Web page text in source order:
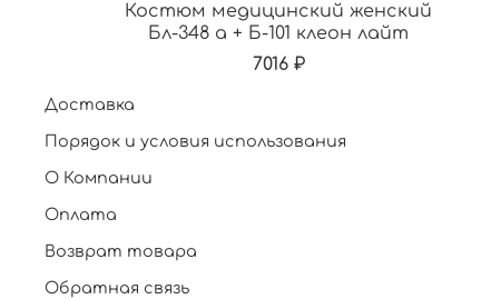
Костюм медицинский женский
Бл-348 а + Б-101 клеон лайт
7016 ₽
Доставка
Порядок и условия использования
О Компании
Оплата
Возврат товара
Обратная связь